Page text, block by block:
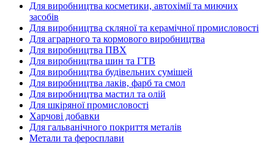
Для виробництва косметики, автохімії та миючих
засобів
Для виробництва скляної та керамічної промисловості
Для аграрного та кормового виробництва
Для виробництва ПВХ
Для виробництва шин та ГТВ
Для виробництва будівельних сумішей
Для виробництва лаків, фарб та смол
Для виробництва мастил та олій
Для шкіряної промисловості
Харчові добавки
Для гальванічного покриття металів
Метали та феросплави